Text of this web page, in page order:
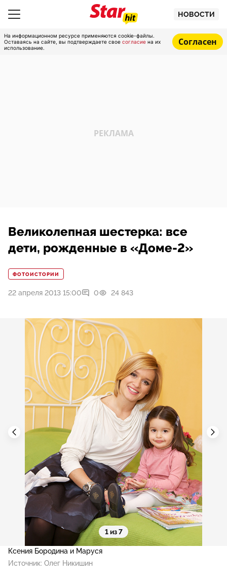
НОВОСТИ
На информационном ресурсе применяются cookie-файлы.
Оставаясь на сайте, вы подтверждаете свое согласие на их
использование.
Согласен
Великолепная шестерка: все
дети, рожденные в «Доме-2»
ФОТОИСТОРИИ
22 апреля 2013 15:00 0 24 843
1 из 7
Ксения Бородина и Маруся
Источник: Олег Никишин